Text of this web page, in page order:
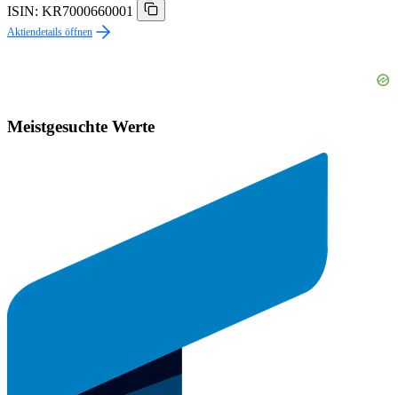
ISIN: KR7000660001
Aktiendetails öffnen
Meistgesuchte Werte